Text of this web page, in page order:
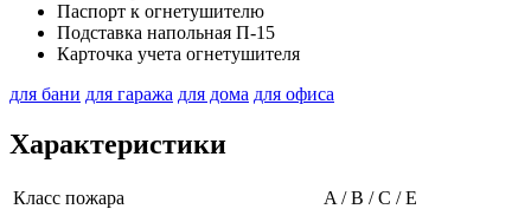
Паспорт к огнетушителю
Подставка напольная П-15
Карточка учета огнетушителя
для бани для гаража для дома для офиса
Характеристики
Класс пожара
A / B / C / E